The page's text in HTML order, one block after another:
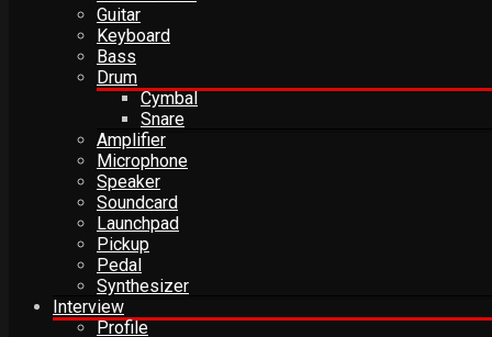
Guitar
Keyboard
Bass
Drum
Cymbal
Snare
Amplifier
Microphone
Speaker
Soundcard
Launchpad
Pickup
Pedal
Synthesizer
Interview
Profile